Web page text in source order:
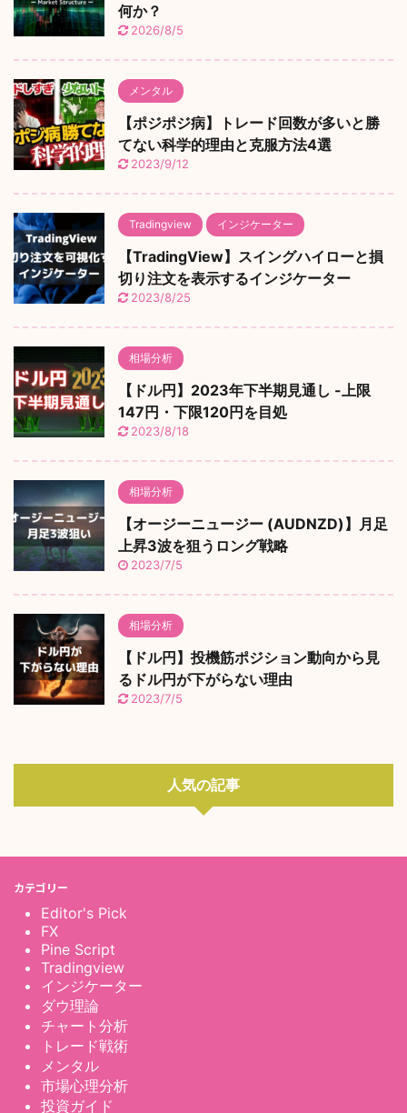
何か？
2026/8/5
メンタル
【ポジポジ病】トレード回数が多いと勝
てない科学的理由と克服方法4選
2023/9/12
Tradingview インジケーター
【TradingView】スイングハイローと損
切り注文を表示するインジケーター
2023/8/25
相場分析
【ドル円】2023年下半期見通し -上限
147円・下限120円を目処
2023/8/18
相場分析
【オージーニュージー (AUDNZD)】月足
上昇3波を狙うロング戦略
2023/7/5
相場分析
【ドル円】投機筋ポジション動向から見
るドル円が下がらない理由
2023/7/5
人気の記事
カテゴリー
Editor's Pick
FX
Pine Script
Tradingview
インジケーター
ダウ理論
チャート分析
トレード戦術
メンタル
市場心理分析
投資ガイド